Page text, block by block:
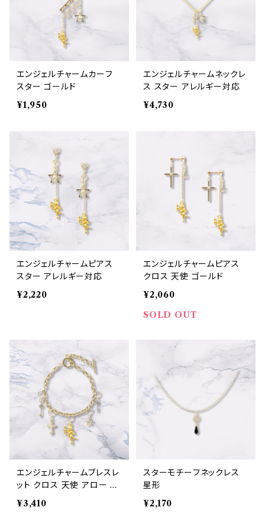
エンジェルチャームカーフ
スター ゴールド
¥1,950
エンジェルチャームネックレ
ス スター アレルギー対応
¥4,730
エンジェルチャームピアス
スター アレルギー対応
¥2,220
エンジェルチャームピアス
クロス 天使 ゴールド
¥2,060
SOLD OUT
エンジェルチャームブレスレ
ット クロス 天使 アロー ゴ
ールド
¥3,410
スターモチーフネックレス
星形
¥2,170